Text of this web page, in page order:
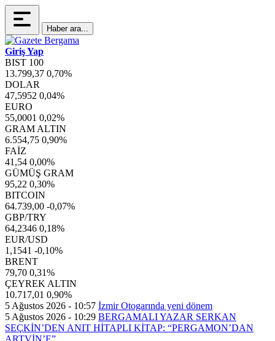
Haber ara...
Giriş Yap
BIST 100
13.799,37 0,70%
DOLAR
47,5952 0,04%
EURO
55,0001 0,02%
GRAM ALTIN
6.554,75 0,90%
FAİZ
41,54 0,00%
GÜMÜŞ GRAM
95,22 0,30%
BITCOIN
64.739,00 -0,07%
GBP/TRY
64,2346 0,18%
EUR/USD
1,1541 -0,10%
BRENT
79,70 0,31%
ÇEYREK ALTIN
10.717,01 0,90%
5 Ağustos 2026 - 10:57 İzmir Otogarında yeni dönem
5 Ağustos 2026 - 10:29 BERGAMALI YAZAR SERKAN
SEÇKİN’DEN ANIT HİTAPLI KİTAP: “PERGAMON’DAN
ARTVİN’E”